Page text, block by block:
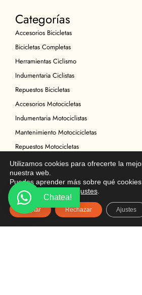
Categorías
Accesorios Bicicletas
Bicicletas Completas
Herramientas Ciclismo
Indumentaria Ciclistas
Repuestos Bicicletas
Accesorios Motocicletas
Indumentaria Motociclistas
Mantenimiento Motocicicletas
Repuestos Motocicletas
Legal
Política de Privacidad
Términos y condiciones
Política de Cookies
Política de Devoluciones
Utilizamos cookies para ofrecerte la
nuestra web.
Puedes aprender más sobre qué
desactivarlas en los
ajustes
Aceptar Rechazar Ajustes
Chatea!